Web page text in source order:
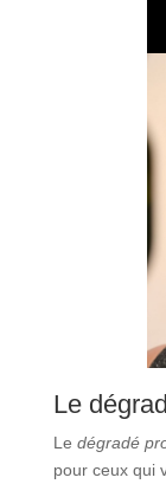
Le
Le dégradé
pour ceux qui